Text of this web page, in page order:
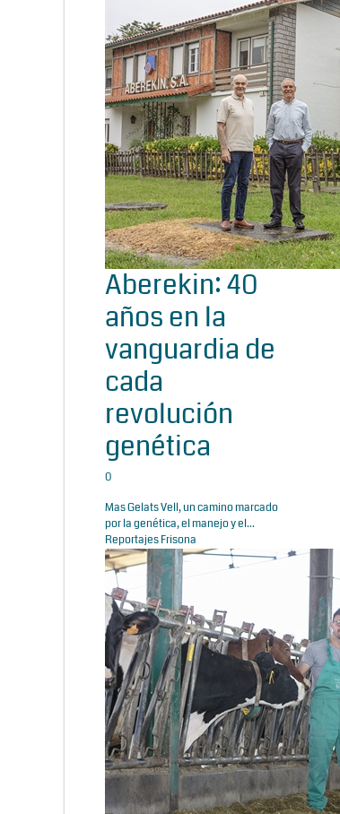
Aberekin: 40
años en la
vanguardia de
cada
revolución
genética
0
Mas Gelats Vell, un camino marcado
por la genética, el manejo y el...
Reportajes Frisona